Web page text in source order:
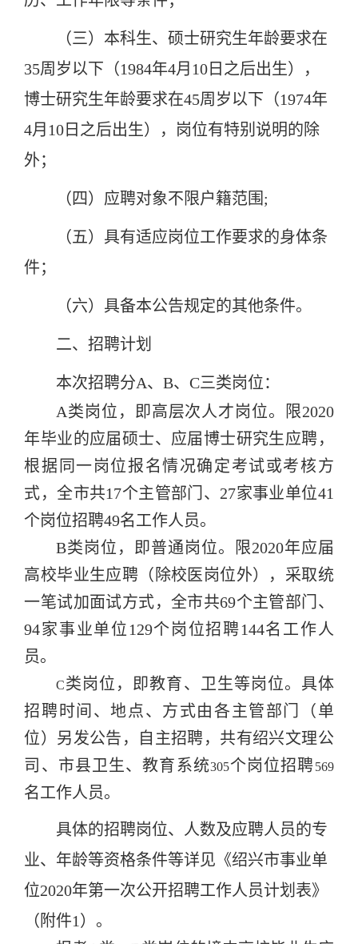
（三）本科生、硕士研究生年龄要求在
35周岁以下（1984年4月10日之后出生），
博士研究生年龄要求在45周岁以下（1974年
4月10日之后出生），岗位有特别说明的除
外；
（四）应聘对象不限户籍范围;
（五）具有适应岗位工作要求的身体条
件；
（六）具备本公告规定的其他条件。
二、招聘计划
本次招聘分A、B、C三类岗位：
A类岗位，即高层次人才岗位。限2020
年毕业的应届硕士、应届博士研究生应聘，
根据同一岗位报名情况确定考试或考核方
式，全市共17个主管部门、27家事业单位41
个岗位招聘49名工作人员。
B类岗位，即普通岗位。限2020年应届
高校毕业生应聘（除校医岗位外），采取统
一笔试加面试方式，全市共69个主管部门、
94家事业单位129个岗位招聘144名工作人
员。
C类岗位，即教育、卫生等岗位。具体
招聘时间、地点、方式由各主管部门（单
位）另发公告，自主招聘，共有绍兴文理公
司、市县卫生、教育系统305个岗位招聘569
名工作人员。
具体的招聘岗位、人数及应聘人员的专
业、年龄等资格条件等详见《绍兴市事业单
位2020年第一次公开招聘工作人员计划表》
（附件1）。